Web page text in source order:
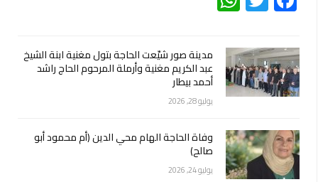
مدينة صور شيّعت الحاجة بتول مغنية ابنة الشيخ
عبد الكريم مغنية وأرملة المرحوم الحاج راشد
أحمد بيطار
يوليو 28, 2026
وفاة الحاجة الهام محي الدين (أم محمود أبو
صالح)
يوليو 24, 2026